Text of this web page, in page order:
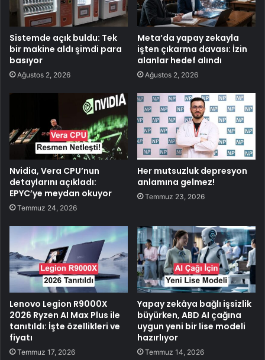
Sistemde açık buldu: Tek
bir makine aldı şimdi para
basıyor
Ağustos 2, 2026
Meta’da yapay zekayla
işten çıkarma davası: İzin
alanlar hedef alındı
Ağustos 2, 2026
Nvidia, Vera CPU’nun
detaylarını açıkladı:
EPYC’ye meydan okuyor
Temmuz 24, 2026
Her mutsuzluk depresyon
anlamına gelmez!
Temmuz 23, 2026
Lenovo Legion R9000X
2026 Ryzen AI Max Plus ile
tanıtıldı: İşte özellikleri ve
fiyatı
Temmuz 17, 2026
Yapay zekâya bağlı işsizlik
büyürken, ABD AI çağına
uygun yeni bir lise modeli
hazırlıyor
Temmuz 14, 2026